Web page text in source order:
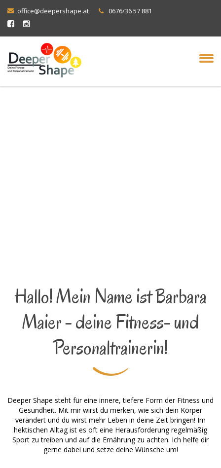
office@deepershape.at 0676/36 57 881
Hallo! Mein Name ist Barbara
Maier - deine Fitness- und
Personaltrainerin!
Deeper Shape steht für eine innere, tiefere Form der Fitness und
Gesundheit. Mit mir wirst du merken, wie sich dein Körper
verändert und du wirst mehr Leben in deine Zeit bringen! Im
hektischen Alltag ist es oft eine Herausforderung regelmäßig
Sport zu treiben und auf die Ernährung zu achten. Ich helfe dir
gerne dabei und setze deine Wünsche um!